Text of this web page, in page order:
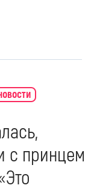
с принцем